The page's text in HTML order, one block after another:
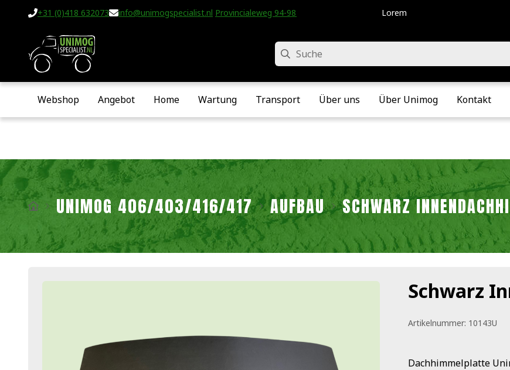
+31 (0)418 632073 info@unimogspecialist.nl Provincialeweg 94-98 • Velddriel • Die Niederlande
Lorem
Suche
Webshop Angebot Home Wartung Transport Über uns Über Unimog Kontakt
UNIMOG 406/403/416/417 AUFBAU SCHWARZ
Schwarz
Artikelnummer: 10143U
Dachhimmelplatte